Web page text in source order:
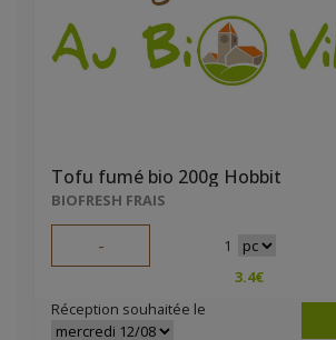
Tofu fumé bio 200g Hobbit
BIOFRESH FRAIS
- 1
3.4€
Réception souhaitée le